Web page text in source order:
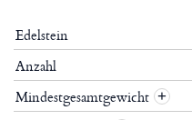
Edelstein
Anzahl
Mindestgesamtgewicht +